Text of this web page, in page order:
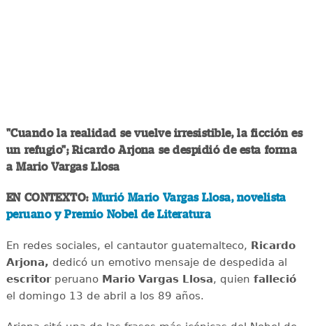
"Cuando la realidad se vuelve irresistible, la ficción es
un refugio"; Ricardo Arjona se despidió de esta forma
a Mario Vargas Llosa
EN CONTEXTO:Murió Mario Vargas Llosa, novelista
peruano y Premio Nobel de Literatura
En redes sociales, el cantautor guatemalteco, Ricardo
Arjona, dedicó un emotivo mensaje de despedida al
escritorperuano Mario Vargas Llosa, quien falleció
el domingo 13 de abril a los 89 años.